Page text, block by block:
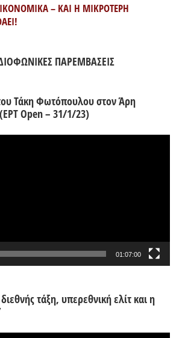
– ΚΑΙ Η ΜΙΚΡΟΤΕΡΗ
ΠΑΡΕΜΒΑΣΕΙΣ
Τάκη Φωτόπουλου στον Άρη
Open – 31/1/23)
01:07:00
τάξη, υπερεθνική ελίτ και η